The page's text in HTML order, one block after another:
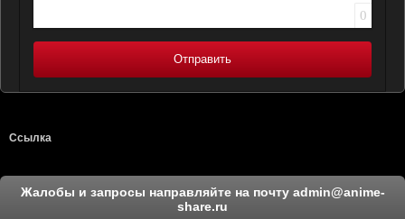
0
Отправить
Ссылка
Жалобы и запросы направляйте на почту admin@anime-
share.ru